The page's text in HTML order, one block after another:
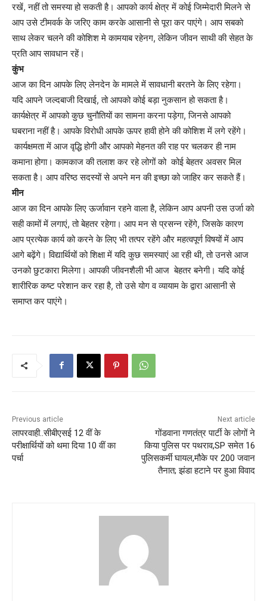
रखें, नहीं तो समस्या हो सकती है। आपको कार्य क्षेत्र में कोई जिम्मेदारी मिलने से
आप उसे टीमवर्क के जरिए काम करके आसानी से पूरा कर पाएंगे। आप सबको
साथ लेकर चलने की कोशिश मे कामयाब रहेनग, लेकिन जीवन साथी की सेहत के
प्रति आप सावधान रहें।
कुंभ
आज का दिन आपके लिए लेनदेन के मामले में सावधानी बरतने के लिए रहेगा।
यदि आपने जल्दबाजी दिखाई, तो आपको कोई बड़ा नुकसान हो सकता है।
कार्यक्षेत्र में आपको कुछ चुनौतियों का सामना करना पड़ेगा, जिनसे आपको
घबराना नहीं है। आपके विरोधी आपके ऊपर हावी होने की कोशिश में लगे रहेंगे।
कार्यक्षमता में आज वृद्धि होगी और आपको मेहनत की राह पर चलकर ही नाम
कमाना होगा। कामकाज की तलाश कर रहे लोगों को कोई बेहतर अवसर मिल
सकता है। आप वरिष्ठ सदस्यों से अपने मन की इच्छा को जाहिर कर सकते हैं।
मीन
आज का दिन आपके लिए ऊर्जावान रहने वाला है, लेकिन आप अपनी उस उर्जा को
सही कामों में लगाएं, तो बेहतर रहेगा। आप मन से प्रसन्न रहेंगे, जिसके कारण
आप प्रत्येक कार्य को करने के लिए भी तत्पर रहेंगे और महत्वपूर्ण विषयों में आप
आगे बढ़ेंगे। विद्यार्थियों को शिक्षा में यदि कुछ समस्याएं आ रही थी, तो उनसे आज
उनको छुटकारा मिलेगा। आपकी जीवनशैली भी आज बेहतर बनेगी। यदि कोई
शारीरिक कष्ट परेशान कर रहा है, तो उसे योग व व्यायाम के द्वारा आसानी से
समाप्त कर पाएंगे।
Previous article
लापरवाही..सीबीएसई 12 वीं के
परीक्षार्थियों को थमा दिया 10 वीं का
पर्चा
Next article
गोंडवाना गणतंत्र पार्टी के लोगों ने
किया पुलिस पर पथराव,SP समेत 16
पुलिसकर्मी घायल,मौके पर 200 जवान
तैनात; झंडा हटाने पर हुआ विवाद